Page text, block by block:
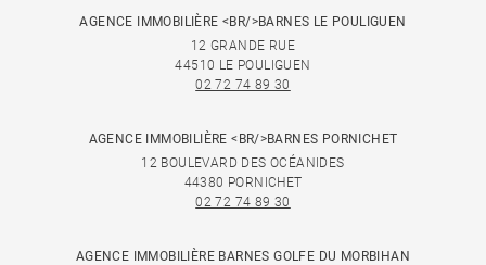
AGENCE IMMOBILIÈRE <BR/>BARNES LE POULIGUEN
12 GRANDE RUE
44510 LE POULIGUEN
02 72 74 89 30
AGENCE IMMOBILIÈRE <BR/>BARNES PORNICHET
12 BOULEVARD DES OCÉANIDES
44380 PORNICHET
02 72 74 89 30
AGENCE IMMOBILIÈRE BARNES GOLFE DU MORBIHAN